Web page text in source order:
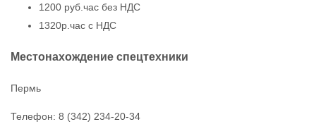
1200 руб.час без НДС
1320р.час с НДС
Местонахождение спецтехники
Пермь
Телефон: 8 (342) 234-20-34